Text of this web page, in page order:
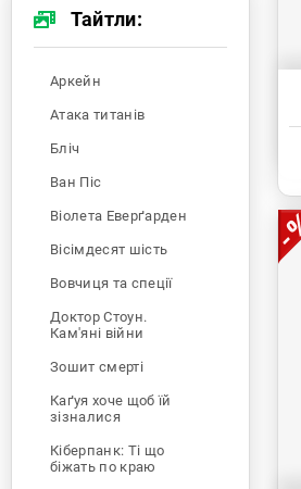
Тайтли:
Аркейн
Атака титанів
Бліч
Ван Піс
Віолета Еверґарден
Вісімдесят шість
Вовчиця та спеції
Доктор Стоун.
Кам'яні війни
Зошит смерті
Каґуя хоче щоб їй
зізналися
Кіберпанк: Ті що
біжать по краю